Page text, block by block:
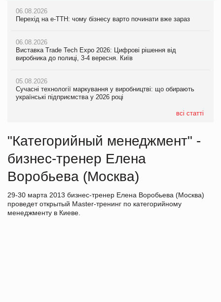
06.08.2026
Перехід на е-ТТН: чому бізнесу варто починати вже зараз
06.08.2026
Виставка Trade Tech Expo 2026: Цифрові рішення від
виробника до полиці, 3-4 вересня. Київ
05.08.2026
Сучасні технології маркування у виробництві: що обирають
українські підприємства у 2026 році
всі статті
"Категорийный менеджмент" -
бизнес-тренер Елена
Воробьева (Москва)
29-30 марта 2013 бизнес-тренер Елена Воробьева (Москва)
проведет открытый Master-тренинг по категорийному
менеджменту в Киеве.